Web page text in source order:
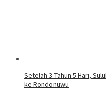
Setelah 3 Tahun 5 Hari,
ke Rondonuwu